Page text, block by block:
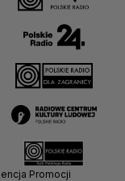
Promocji